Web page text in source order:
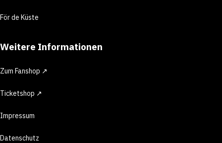
För de Küste
Weitere Informationen
Zum Fanshop ↗
Ticketshop ↗
Impressum
Datenschutz